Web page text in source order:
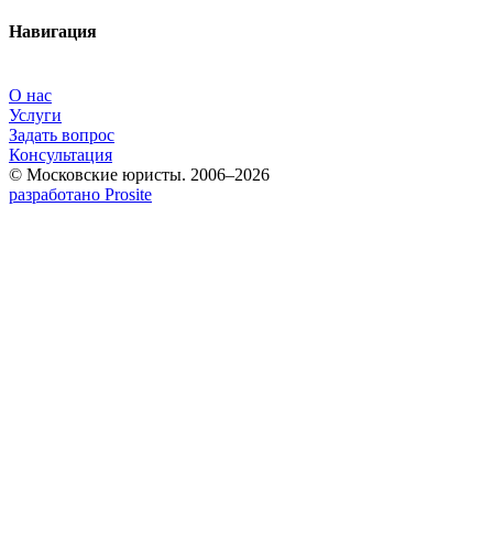
Навигация
О нас
Услуги
Задать вопрос
Консультация
© Московские юристы. 2006–2026
разработано Prosite